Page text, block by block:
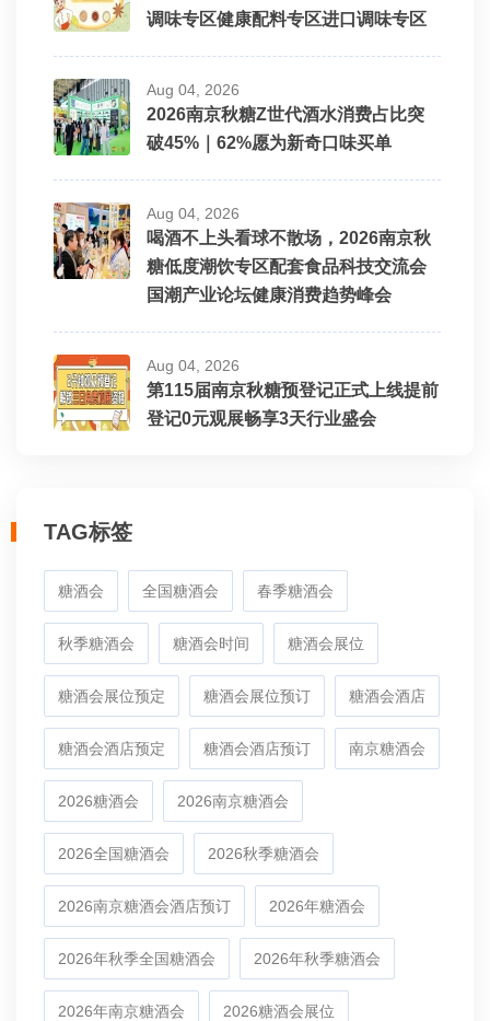
调味专区健康配料专区进口调味专区
Aug 04, 2026
2026南京秋糖Z世代酒水消费占比突
破45%｜62%愿为新奇口味买单
Aug 04, 2026
喝酒不上头看球不散场，2026南京秋
糖低度潮饮专区配套食品科技交流会
国潮产业论坛健康消费趋势峰会
Aug 04, 2026
第115届南京秋糖预登记正式上线提前
登记0元观展畅享3天行业盛会
TAG标签
糖酒会 全国糖酒会 春季糖酒会
秋季糖酒会 糖酒会时间 糖酒会展位
糖酒会展位预定 糖酒会展位预订 糖酒会酒店
糖酒会酒店预定 糖酒会酒店预订 南京糖酒会
2026糖酒会 2026南京糖酒会
2026全国糖酒会 2026秋季糖酒会
2026南京糖酒会酒店预订 2026年糖酒会
2026年秋季全国糖酒会 2026年秋季糖酒会
2026年南京糖酒会 2026糖酒会展位